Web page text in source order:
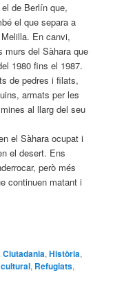
de Berlín que,
el que separa a
En canvi,
murs del Sàhara que
1980 fins el 1987.
de pedres i filats,
armats per les
al llarg del seu
el Sàhara ocupat i
el desert. Ens
però més
continuen matant i
Ciutadania,Història,
, Refugiats,